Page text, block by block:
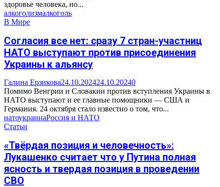
здоровье человека, но...
алкоголизмалкоголь
В Мире
Согласия все нет: сразу 7 стран-участниц
НАТО выступают против присоединения
Украины к альянсу
Галина Ерзикова24.10.202424.10.20240
Помимо Венгрии и Словакии против вступления Украины в
НАТО выступают и ее главные помощники — США и
Германия. 24 октября стало известно о том, что...
натоукраинаРоссия и НАТО
Статьи
«Твёрдая позиция и человечность»:
Лукашенко считает что у Путина полная
ясность и твердая позиция в проведении
СВО